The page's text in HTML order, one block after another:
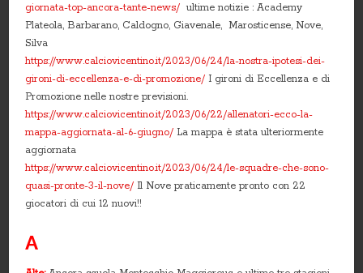
giornata-top-ancora-tante-news/ ultime notizie : Academy
Plateola, Barbarano, Caldogno, Giavenale, Marosticense, Nove,
Silva
https://www.calciovicentino.it/2023/06/24/la-nostra-ipotesi-dei-
gironi-di-eccellenza-e-di-promozione/ I gironi di Eccellenza e di
Promozione nelle nostre previsioni.
https://www.calciovicentino.it/2023/06/22/allenatori-ecco-la-
mappa-aggiornata-al-6-giugno/ La mappa è stata ulteriormente
aggiornata
https://www.calciovicentino.it/2023/06/24/le-squadre-che-sono-
quasi-pronte-3-il-nove/ Il Nove praticamente pronto con 22
giocatori di cui 12 nuovi!!
A